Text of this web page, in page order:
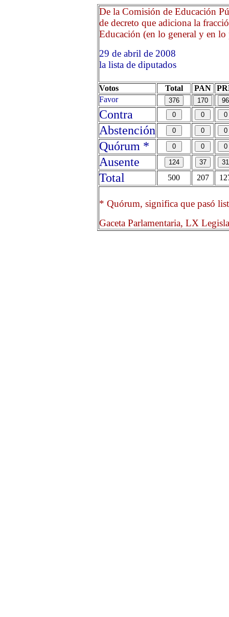
De la Comisión de Educación
de decreto que adiciona la
Educación (en lo general y en lo
29 de abril de 2008
la lista de diputados
Votos Total PAN
Favor
Contra
Abstención
Quórum *
Ausente
Total
500 207
* Quórum, significa que pasó
Gaceta Parlamentaria, LX